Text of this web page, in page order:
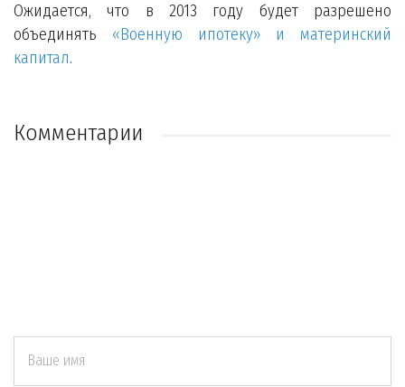
Ожидается, что в 2013 году будет разрешено
объединять «Военную ипотеку» и материнский
капитал.
Комментарии
Ваше имя